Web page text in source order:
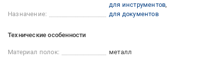
Назначение:
для инструментов
для документов
Технические особенности
Материал полок:
металл